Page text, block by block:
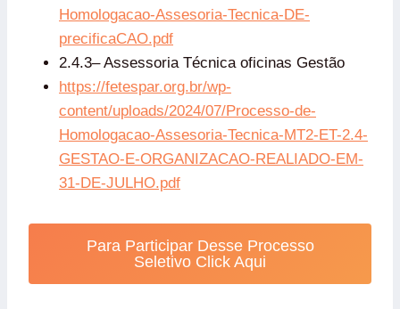
Homologacao-Assesoria-Tecnica-DE-
precificaCAO.pdf
2.4.3– Assessoria Técnica oficinas Gestão
https://fetespar.org.br/wp-
content/uploads/2024/07/Processo-de-
Homologacao-Assesoria-Tecnica-MT2-ET-2.4-
GESTAO-E-ORGANIZACAO-REALIADO-EM-
31-DE-JULHO.pdf
Para Participar Desse Processo
Seletivo Click Aqui